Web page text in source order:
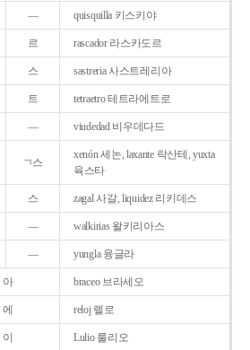
― quisquilla 키스키야
르 rascador 라스카도르
스 sastreria 사스트레리아
트 tetraetro 테트라에트로
― viudedad 비우데다드
ㄱ스
xenón 세논, laxante 락산테, yuxta
육스타
스 zagal 사갈, liquidez 리키데스
― walkirias 왈키리아스
― yungla 융글라
아 braceo 브라세오
에 reloj 렐로
이 Lulio 룰리오